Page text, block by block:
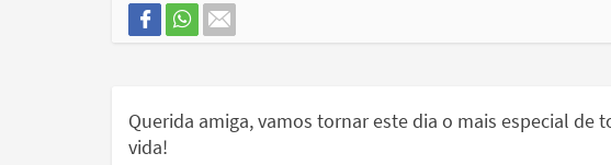
Querida amiga, vamos tornar este dia o mais especial de
vida!